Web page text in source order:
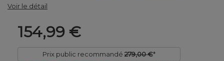
Voir le détail
154,99 €
Prix public recommandé 279,00 €*